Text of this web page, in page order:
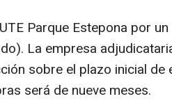
Parque Estepona por
La empresa
sobre el plazo inicial de
será de nueve meses.